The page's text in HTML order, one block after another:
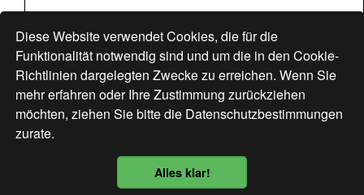
Datenschutzbestimmung
Diese Website verwendet Cookies, die für die
Funktionalität notwendig sind und um die in den Cookie-
Richtlinien dargelegten Zwecke zu erreichen. Wenn Sie
mehr erfahren oder Ihre Zustimmung zurückziehen
möchten, ziehen Sie bitte die Datenschutzbestimmungen
zurate.
Alles klar!
Fr:
16:00–18:30 Uhr
Sa: 12:00–17:00 Uhr
Hohlstrasse 122
www.bogen33.ch